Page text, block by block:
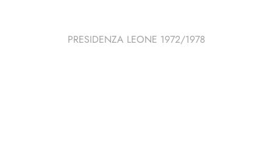
PRESIDENZA LEONE 1972/1978